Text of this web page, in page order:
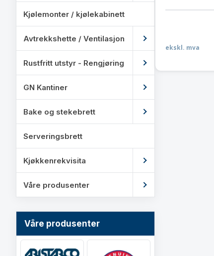
Kjølemonter / kjølekabinett
Avtrekkshette / Ventilasjon
Rustfritt utstyr - Rengjøring
GN Kantiner
Bake og stekebrett
Serveringsbrett
Kjøkkenrekvisita
Våre produsenter
Våre produsenter
ekskl. mva